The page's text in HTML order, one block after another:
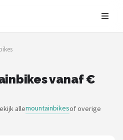
vanaf €
allemountainbikesof overige